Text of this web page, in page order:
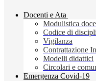
Docenti e Ata
Modulistica
Codice di
Vigilanza
Contrattazione
Modelli didattici
Circolari e
Emergenza Covid-19